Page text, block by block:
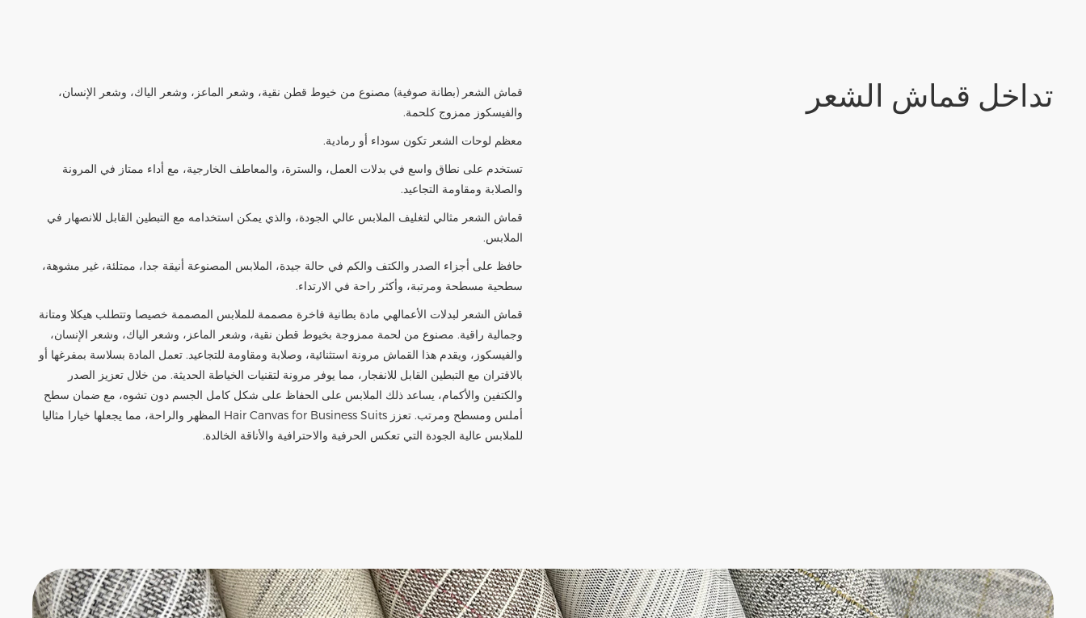
تداخل قماش الشعر
قماش الشعر (بطانة صوفية) مصنوع من خيوط قطن نقية، وشعر الماعز، وشعر الياك، وشعر الإنسان،
والفيسكوز ممزوج كلحمة.
معظم لوحات الشعر تكون سوداء أو رمادية.
تستخدم على نطاق واسع في بدلات العمل، والسترة، والمعاطف الخارجية، مع أداء ممتاز في المرونة
والصلابة ومقاومة التجاعيد.
قماش الشعر مثالي لتغليف الملابس عالي الجودة، والذي يمكن استخدامه مع التبطين القابل للانصهار في
الملابس.
حافظ على أجزاء الصدر والكتف والكم في حالة جيدة، الملابس المصنوعة أنيقة جدا، ممتلئة، غير مشوهة،
سطحية مسطحة ومرتبة، وأكثر راحة في الارتداء.
قماش الشعر لبدلات الأعمالهي مادة بطانية فاخرة مصممة للملابس المصممة خصيصا وتتطلب هيكلا ومتانة
وجمالية راقية. مصنوع من لحمة ممزوجة بخيوط قطن نقية، وشعر الماعز، وشعر الياك، وشعر الإنسان،
والفيسكوز، ويقدم هذا القماش مرونة استثنائية، وصلابة ومقاومة للتجاعيد. تعمل المادة بسلاسة بمفرغها أو
بالاقتران مع التبطين القابل للانفجار، مما يوفر مرونة لتقنيات الخياطة الحديثة. من خلال تعزيز الصدر
والكتفين والأكمام، يساعد ذلك الملابس على الحفاظ على شكل كامل الجسم دون تشوه، مع ضمان سطح
أملس ومسطح ومرتب. تعزز Hair Canvas for Business Suits المظهر والراحة، مما يجعلها خيارا مثاليا
للملابس عالية الجودة التي تعكس الحرفية والاحترافية والأناقة الخالدة.